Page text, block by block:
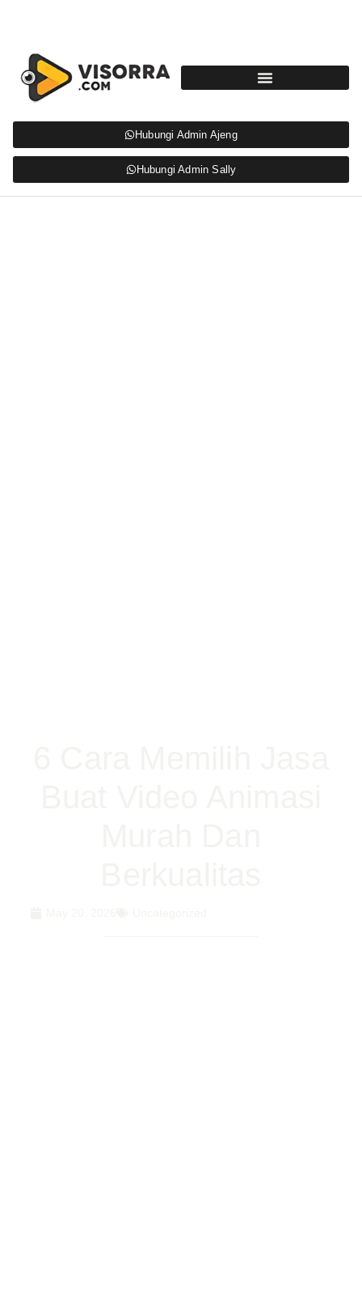
Hubungi Admin Ajeng
Hubungi Admin Sally